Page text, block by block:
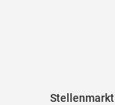
Stellenmarkt